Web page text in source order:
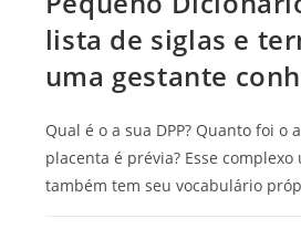
lista de siglas e
uma gestante
Qual é o a sua DPP? Quanto foi o
placenta é prévia? Esse
também tem seu vocabulário